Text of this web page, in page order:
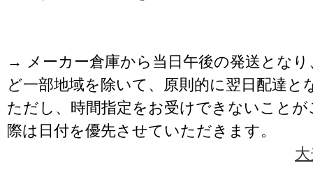
→ メーカー倉庫から当日午後の発送となり
ど一部地域を除いて、原則的に翌日配達と
ただし、時間指定をお受けできないこと
際は日付を優先させていただきます。